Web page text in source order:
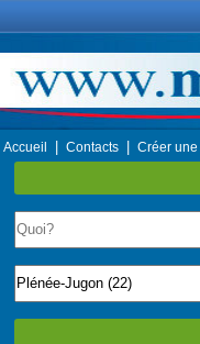
Accueil Contacts Créer une